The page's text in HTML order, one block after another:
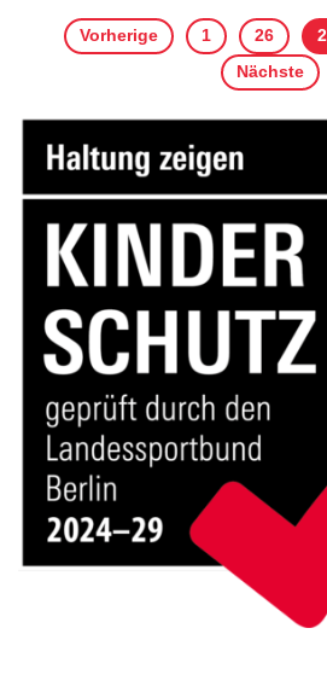
Seitennummerierung
Beiträge
Vorherige 1 26
Nächste